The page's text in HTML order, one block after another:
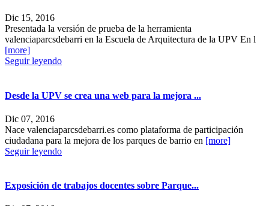
Dic 15, 2016
Presentada la versión de prueba de la herramienta
valenciaparcsdebarri en la Escuela de Arquitectura de la UPV En l
[more]
Seguir leyendo
Desde la UPV se crea una web para la mejora ...
Dic 07, 2016
Nace valenciaparcsdebarri.es como plataforma de participación
ciudadana para la mejora de los parques de barrio en [more]
Seguir leyendo
Exposición de trabajos docentes sobre Parque...